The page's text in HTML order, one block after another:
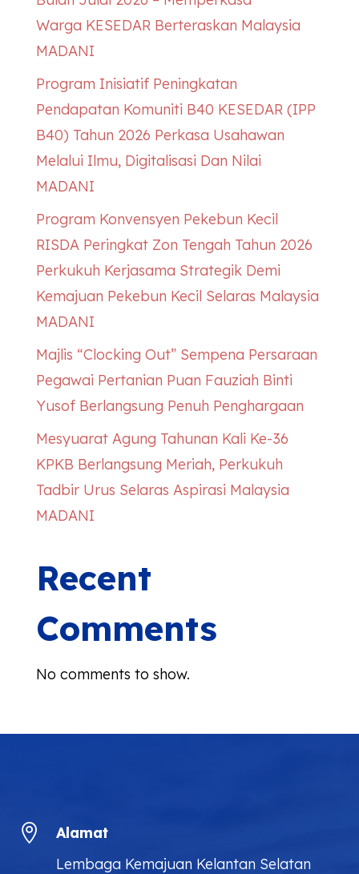
Warga KESEDARBerteraskan Malaysia
MADANI
Program Inisiatif Peningkatan
Pendapatan Komuniti B40 KESEDAR(IPP
B40) Tahun 2026 Perkasa Usahawan
Melalui Ilmu, Digitalisasi Dan Nilai
MADANI
Program Konvensyen Pekebun Kecil
RISDA Peringkat Zon Tengah Tahun 2026
Perkukuh Kerjasama Strategik Demi
Kemajuan Pekebun Kecil Selaras Malaysia
MADANI
Majlis “Clocking Out” Sempena Persaraan
Pegawai Pertanian Puan Fauziah Binti
Yusof Berlangsung Penuh Penghargaan
Mesyuarat Agung Tahunan Kali Ke-36
KPKB Berlangsung Meriah, Perkukuh
Tadbir Urus Selaras Aspirasi Malaysia
MADANI
Recent
Comments
No comments to show.

Alamat
Lembaga Kemajuan Kelantan Selatan